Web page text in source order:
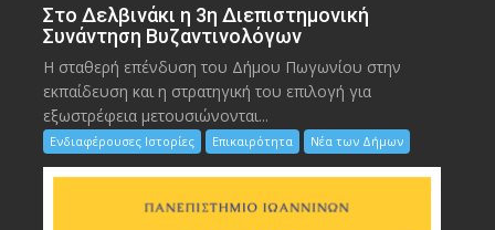
Στο Δελβινάκι η 3η Διεπιστημονική
Συνάντηση Βυζαντινολόγων
Η σταθερή επένδυση του Δήμου Πωγωνίου στην
εκπαίδευση και η στρατηγική του επιλογή για
εξωστρέφεια μετουσιώνονται...
Ενδιαφέρουσες Ιστορίες Επικαιρότητα Νέα των Δήμων